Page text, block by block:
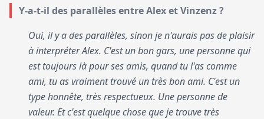
Y-a-t-il des parallèles entre Alex et Vinzenz ?
Oui, il y a des parallèles, sinon je n'aurais pas de plaisir
à interpréter Alex. C'est un bon gars, une personne qui
est toujours là pour ses amis, quand tu l'as comme
ami, tu as vraiment trouvé un très bon ami. C'est un
type honnête, très respectueux. Une personne de
valeur. Et c'est quelque chose que je trouve très